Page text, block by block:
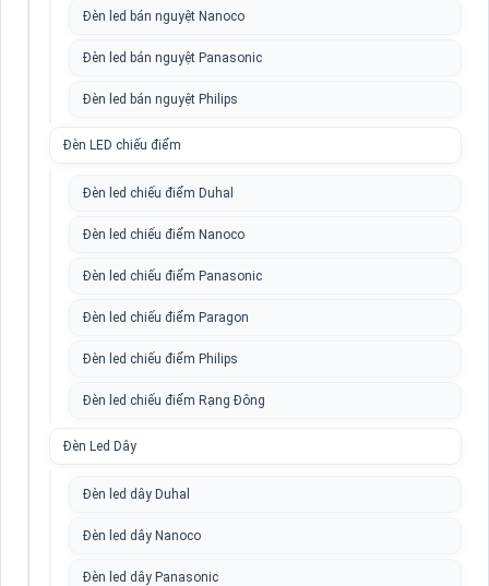
Đèn led bán nguyệt Nanoco
Đèn led bán nguyệt Panasonic
Đèn led bán nguyệt Philips
Đèn LED chiếu điểm
Đèn led chiếu điểm Duhal
Đèn led chiếu điểm Nanoco
Đèn led chiếu điểm Panasonic
Đèn led chiếu điểm Paragon
Đèn led chiếu điểm Philips
Đèn led chiếu điểm Rạng Đông
Đèn Led Dây
Đèn led dây Duhal
Đèn led dây Nanoco
Đèn led dây Panasonic